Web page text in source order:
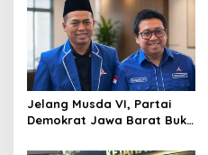
Jelang Musda VI, Partai
Demokrat Jawa Barat Buka